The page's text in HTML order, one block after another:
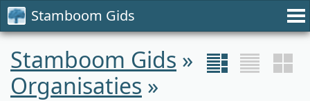
Stamboom Gids
Stamboom Gids »
Organisaties »